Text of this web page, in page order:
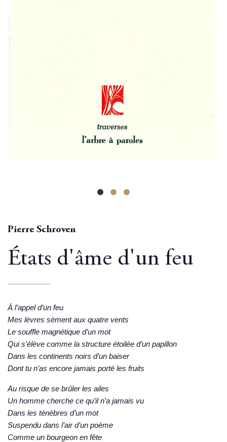
Pierre Schroven
États d'âme d'un feu
À l’appel d’un feu
Mes lèvres sèment aux quatre vents
Le souffle magnétique d’un mot
Qui s’élève comme la structure étoilée d’un papillon
Dans les continents noirs d’un baiser
Dont tu n’as encore jamais porté les fruits
Au risque de se brûler les ailes
Un homme cherche ce qu’il n’a jamais vu
Dans les ténèbres d’un mot
Suspendu dans l’air d’un poème
Comme un bourgeon en fête